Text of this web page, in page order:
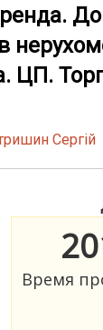
ЦП.
Сергій
Время